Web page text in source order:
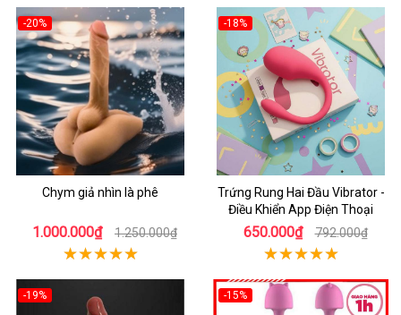
-20%
Chym giả nhìn là phê
1.000.000₫ 1.250.000₫
-18%
Trứng Rung Hai Đầu Vibrator -
Điều Khiển App Điện Thoại
650.000₫ 792.000₫
-19% -15%